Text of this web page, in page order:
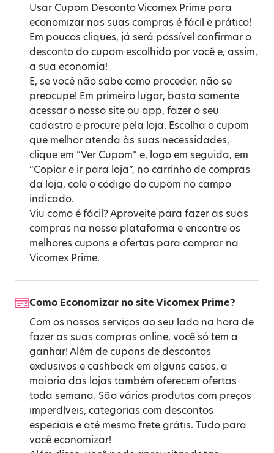
Usar Cupom Desconto Vicomex Prime para
economizar nas suas compras é fácil e prático!
Em poucos cliques, já será possível confirmar o
desconto do cupom escolhido por você e, assim,
a sua economia!
E, se você não sabe como proceder, não se
preocupe! Em primeiro lugar, basta somente
acessar o nosso site ou app, fazer o seu
cadastro e procure pela loja. Escolha o cupom
que melhor atenda às suas necessidades,
clique em “Ver Cupom” e, logo em seguida, em
“Copiar e ir para loja”, no carrinho de compras
da loja, cole o código do cupom no campo
indicado.
Viu como é fácil? Aproveite para fazer as suas
compras na nossa plataforma e encontre os
melhores cupons e ofertas para comprar na
Vicomex Prime.
Como Economizar no site Vicomex Prime?
Com os nossos serviços ao seu lado na hora de
fazer as suas compras online, você só tem a
ganhar! Além de cupons de descontos
exclusivos e cashback em alguns casos, a
maioria das lojas também oferecem ofertas
toda semana. São vários produtos com preços
imperdíveis, categorias com descontos
especiais e até mesmo frete grátis. Tudo para
você economizar!